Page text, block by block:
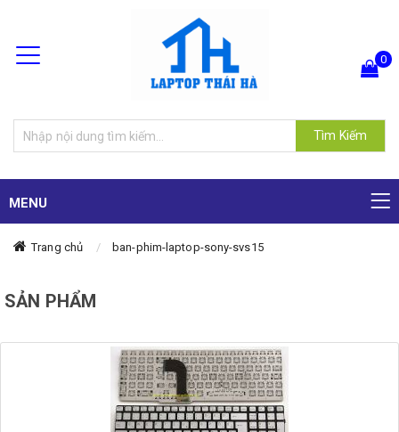
Tìm Kiếm
0
MENU
Trang chủ ban-phim-laptop-sony-svs15
SẢN PHẨM